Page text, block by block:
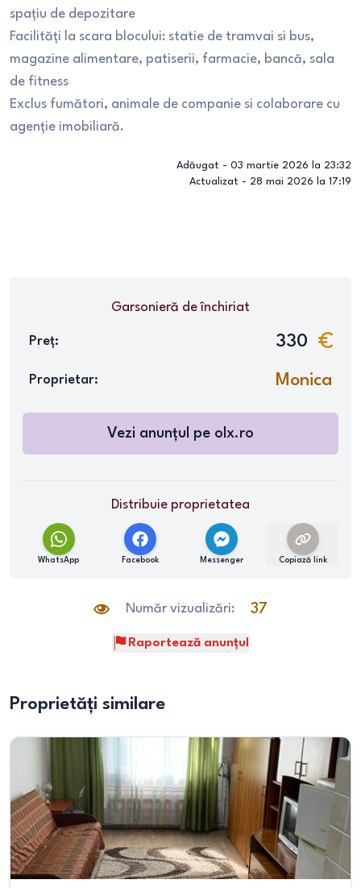
spațiu de depozitare
Facilități la scara blocului: statie de tramvai si bus,
magazine alimentare, patiserii, farmacie, bancă, sala
de fitness
Exclus fumători, animale de companie si colaborare cu
agenție imobiliară.
Adăugat - 03 martie 2026 la 23:32
Actualizat - 28 mai 2026 la 17:19
Garsonieră de închiriat
Preț: 330
Proprietar: Monica
Vezi anunțul pe olx.ro
Distribuie proprietatea
WhatsApp Facebook Messenger Copiază link
Număr vizualizări: 37
Raportează anunțul
Proprietăți similare